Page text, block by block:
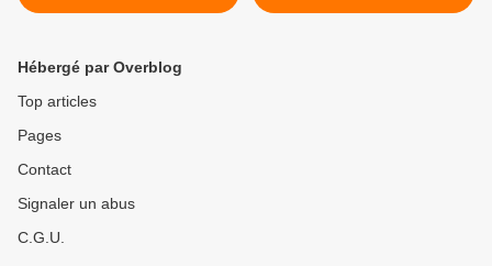
Hagelschloss sur carte
Hébergé par Overblog
Top articles
Pages
Contact
Signaler un abus
C.G.U.